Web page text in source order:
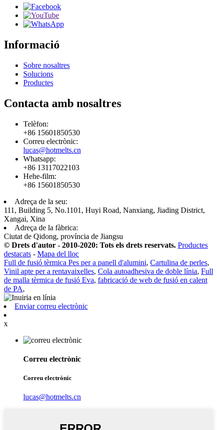
Informació
Sobre nosaltres
Solucions
Productes
Contacta amb nosaltres
Telèfon:
+86 15601850530
Correu electrònic:
lucas@hotmelts.cn
Whatsapp:
+86 13117022103
Hehe-film:
+86 15601850530
Adreça de la seu:
111, Building 5, No.1101, Huyi Road, Nanxiang, Jiading District,
Xangai, Xina
Adreça de la fàbrica:
Ciutat de Qidong, província de Jiangsu
© Drets d'autor - 2010-2020: Tots els drets reservats. Productes
destacats - Mapa del lloc
Full de fusió tèrmica Pes per a panell d'alumini, Cartulina de perles,
Vinil apte per a rentavaixelles, Cola autoadhesiva de doble línia, Full
de malla tèrmica de fusió Eva, fabricació de web de fusió en calent
de PA,
Enviar correu electrònic
x
Correu electrònic
Correu electrònic
lucas@hotmelts.cn